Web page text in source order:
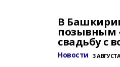
В
позывным
свадьбу с
Новости 3